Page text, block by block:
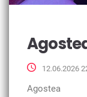
12.06.2026
Agostea